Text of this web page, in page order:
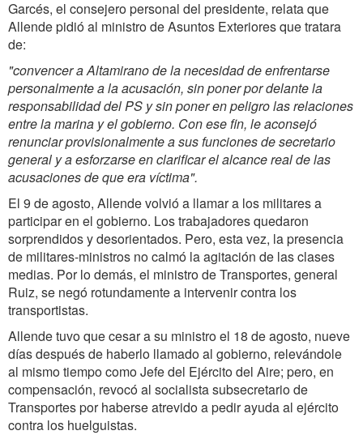
Garcés, el consejero personal del presidente, relata que
Allende pidió al ministro de Asuntos Exteriores que tratara
de:
"convencer a Altamirano de la necesidad de enfrentarse
personalmente a la acusación, sin poner por delante la
responsabilidad del PS y sin poner en peligro las relaciones
entre la marina y el gobierno. Con ese fin, le aconsejó
renunciar provisionalmente a sus funciones de secretario
general y a esforzarse en clarificar el alcance real de las
acusaciones de que era víctima".
El 9 de agosto, Allende volvió a llamar a los militares a
participar en el gobierno. Los trabajadores quedaron
sorprendidos y desorientados. Pero, esta vez, la presencia
de militares-ministros no calmó la agitación de las clases
medias. Por lo demás, el ministro de Transportes, general
Ruiz, se negó rotundamente a intervenir contra los
transportistas.
Allende tuvo que cesar a su ministro el 18 de agosto, nueve
días después de haberlo llamado al gobierno, relevándole
al mismo tiempo como Jefe del Ejército del Aire; pero, en
compensación, revocó al socialista subsecretario de
Transportes por haberse atrevido a pedir ayuda al ejército
contra los huelguistas.